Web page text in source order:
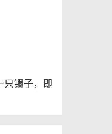
只镯子，即